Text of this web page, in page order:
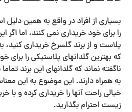
بسیاری از افراد در واقع به همین
را برای خود خریداری نمی کنند، اما اگر
پلاست و از برند گلسرخ خریداری کنید،
که بهترین گلدانهای پلاستیکی را برای
ناگفته نماند که گلدانهای این برند
به همراه دارند. این موضوع به این
خیالی راحت آنها را خریداری کرده و با
زیست احترام بگذارید.